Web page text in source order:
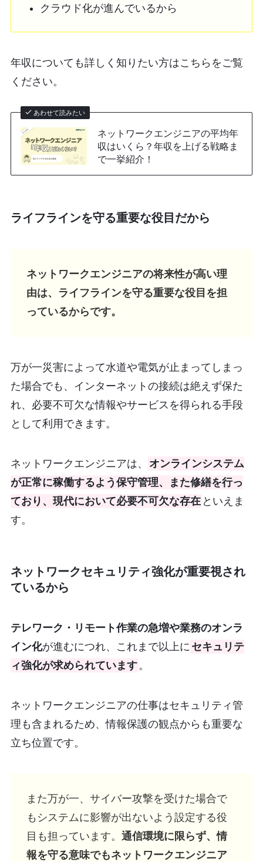
クラウド化が進んでいるから
年収についても詳しく知りたい方はこちらをご覧
ください。
あわせて読みたい
ネットワークエンジニアの平均年
収はいくら？年収を上げる戦略ま
で一挙紹介！
ライフラインを守る重要な役目だから
ネットワークエンジニアの将来性が高い理
由は、ライフラインを守る重要な役目を担
っているからです。
万が一災害によって水道や電気が止まってしまっ
た場合でも、インターネットの接続は絶えず保た
れ、必要不可欠な情報やサービスを得られる手段
として利用できます。
ネットワークエンジニアは、
オンラインシステム
が正常に稼働するよう保守管理、また修繕を行っ
ており、現代において必要不可欠な存在 といえま
す。
ネットワークセキュリティ強化が重要視され
ているから
テレワーク・リモート作業の急増や業務のオンラ
イン化が進むにつれ、これまで以上に セキュリテ
ィ強化が求められています。
ネットワークエンジニアの仕事はセキュリティ管
理も含まれるため、情報保護の観点からも重要な
立ち位置です。
また万が一、サイバー攻撃を受けた場合で
もシステムに影響が出ないよう設定する役
目も担っています。 通信環境に限らず、情
報を守る意味でもネットワークエンジニア